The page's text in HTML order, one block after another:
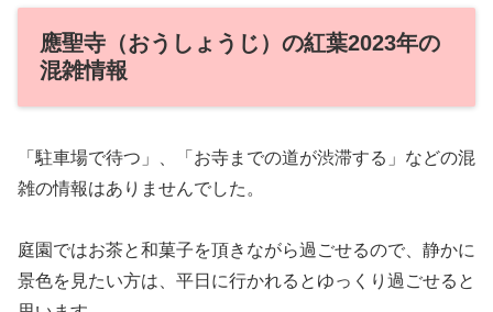
應聖寺（おうしょうじ）の紅葉2023年の
混雑情報
「駐車場で待つ」、「お寺までの道が渋滞する」などの混
雑の情報はありませんでした。
庭園ではお茶と和菓子を頂きながら過ごせるので、静かに
景色を見たい方は、平日に行かれるとゆっくり過ごせると